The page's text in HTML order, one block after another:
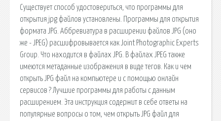
Существует способ удостовериться, что программы для
открытия jpg файлов установлены. Программы для открытия
формата JPG. Аббревиатура в расширении файлов JPG (оно
же - JPEG) расшифровывается как Joint Photographic Experts
Group. Что находится в файлах JPG. В файлах JPEG также
имеются метаданные изображения в виде тегов. Как и чем
открыть JPG файл на компьютере и с помощью онлайн
сервисов ? Лучшие программы для работы с данным
расширением. Эта инструкция содержит в себе ответы на
популярные вопросы о том, чем открыть JPG файл для